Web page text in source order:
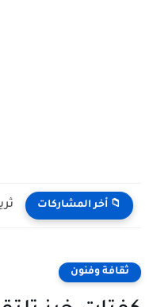
📁 أخر المشاركات
ثقافة وفنون